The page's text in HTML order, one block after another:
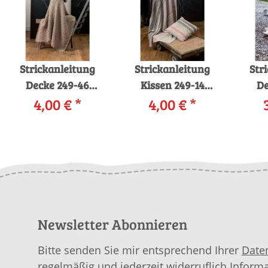
Strickanleitung
Decke 249-46
LANGYARNS
MALOU LIGHT als
4,00 €*
Strickanleitung
Kissen 249-14
LANGYARNS MILA /
MILA COLOR als
4,00 €*
Newsletter Abonnieren
Bitte senden Sie mir entsprechend Ihrer